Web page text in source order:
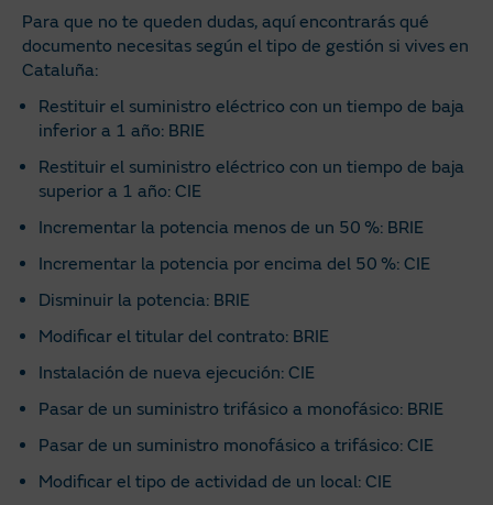
Para que no te queden dudas, aquí encontrarás qué
documento necesitas según el tipo de gestión si vives en
Cataluña:
Restituir el suministro eléctrico con un tiempo de baja
inferior a 1 año: BRIE
Restituir el suministro eléctrico con un tiempo de baja
superior a 1 año: CIE
Incrementar la potencia menos de un 50 %: BRIE
Incrementar la potencia por encima del 50 %: CIE
Disminuir la potencia: BRIE
Modificar el titular del contrato: BRIE
Instalación de nueva ejecución: CIE
Pasar de un suministro trifásico a monofásico: BRIE
Pasar de un suministro monofásico a trifásico: CIE
Modificar el tipo de actividad de un local: CIE